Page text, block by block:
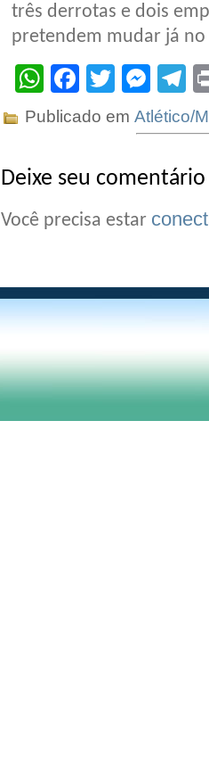
três derrotas e dois
pretendem mudar já
WhatsApp
Facebook
Twitter
Publicado em Atlético/
Deixe seu comentário
Você precisa estar